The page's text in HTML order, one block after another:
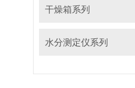
干燥箱系列
水分测定仪系列